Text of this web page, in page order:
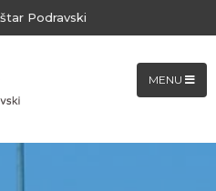
Podravski
MENU